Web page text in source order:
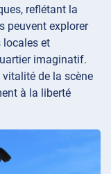
reflétant la
peuvent explorer
locales et
imaginatif.
vitalité de la scène
à la liberté